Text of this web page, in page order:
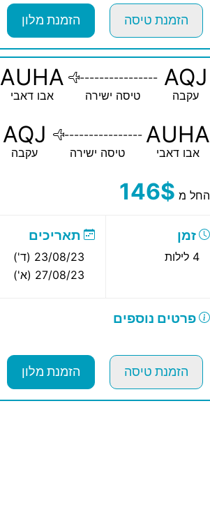
הזמנת טיסה הזמנת מלון
AQJ
עקבה
----------------
טיסה ישירה
AUHA
אבו דאבי
AUHA
אבו דאבי
----------------
טיסה ישירה
AQJ
עקבה
החל מ 146$
זמן
4 לילות
תאריכים
23/08/23 (ד')
27/08/23 (א')
פרטים נוספים
הזמנת טיסה הזמנת מלון